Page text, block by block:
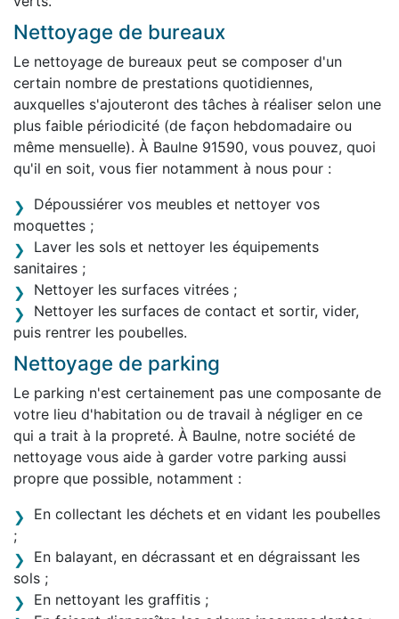
Nettoyage de bureaux
Le nettoyage de bureaux peut se composer d'un
certain nombre de prestations quotidiennes,
auxquelles s'ajouteront des tâches à réaliser selon une
plus faible périodicité (de façon hebdomadaire ou
même mensuelle). À Baulne 91590, vous pouvez, quoi
qu'il en soit, vous fier notamment à nous pour :
Dépoussiérer vos meubles et nettoyer vos
moquettes ;
Laver les sols et nettoyer les équipements
sanitaires ;
Nettoyer les surfaces vitrées ;
Nettoyer les surfaces de contact et sortir, vider,
puis rentrer les poubelles.
Nettoyage de parking
Le parking n'est certainement pas une composante de
votre lieu d'habitation ou de travail à négliger en ce
qui a trait à la propreté. À Baulne, notre société de
nettoyage vous aide à garder votre parking aussi
propre que possible, notamment :
En collectant les déchets et en vidant les poubelles
;
En balayant, en décrassant et en dégraissant les
sols ;
En nettoyant les graffitis ;